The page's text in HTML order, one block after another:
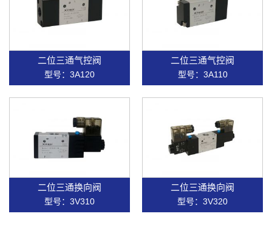
二位三通气控阀
型号：3A120
二位三通气控阀
型号：3A110
二位三通换向阀
型号：3V310
二位三通换向阀
型号：3V320